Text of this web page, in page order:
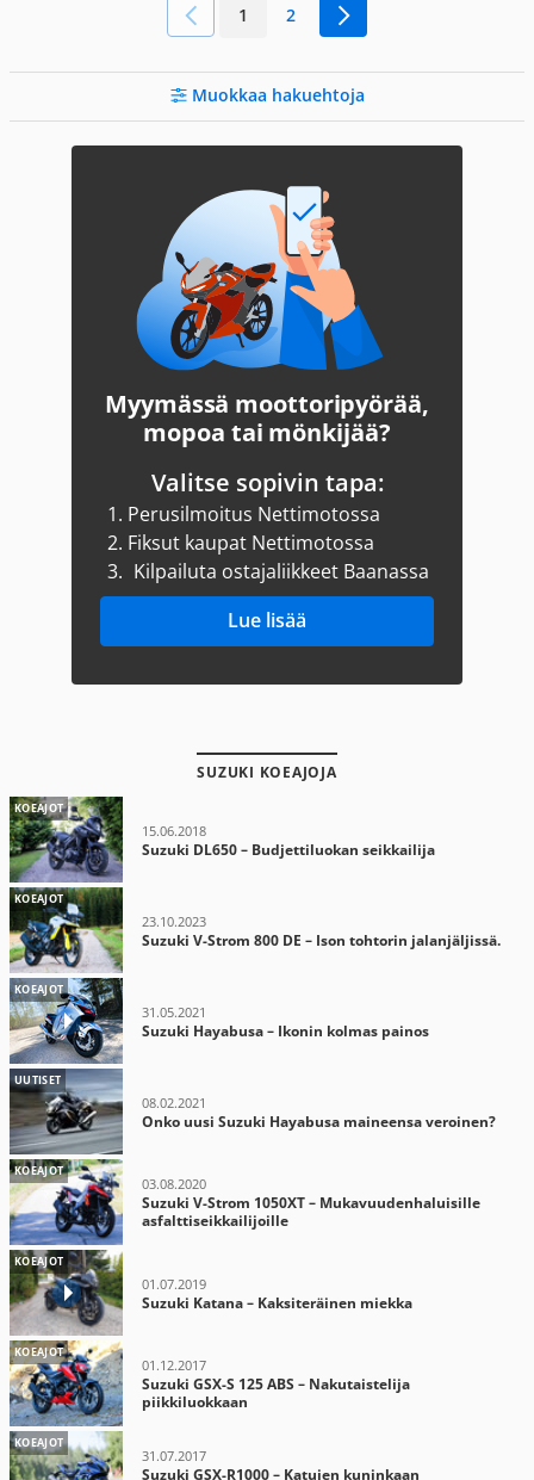
1 2
Muokkaa hakuehtoja
Myymässä moottoripyörää,
mopoa tai mönkijää?
Valitse sopivin tapa:
1. Perusilmoitus Nettimotossa
2. Fiksut kaupat Nettimotossa
3. Kilpailuta ostajaliikkeet Baanassa
Lue lisää
SUZUKI KOEAJOJA
KOEAJOT
15.06.2018
Suzuki DL650 – Budjettiluokan seikkailija
KOEAJOT
23.10.2023
Suzuki V-Strom 800 DE – Ison tohtorin jalanjäljissä.
KOEAJOT
31.05.2021
Suzuki Hayabusa – Ikonin kolmas painos
UUTISET
08.02.2021
Onko uusi Suzuki Hayabusa maineensa veroinen?
KOEAJOT
03.08.2020
Suzuki V-Strom 1050XT – Mukavuudenhaluisille
asfalttiseikkailijoille
KOEAJOT
01.07.2019
Suzuki Katana – Kaksiteräinen miekka
KOEAJOT
01.12.2017
Suzuki GSX-S 125 ABS – Nakutaistelija
piikkiluokkaan
KOEAJOT
31.07.2017
Suzuki GSX-R1000 – Katujen kuninkaan